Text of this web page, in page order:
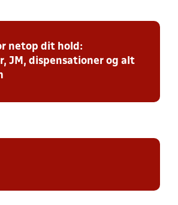
netop dit hold:
JM, dispensationer og alt